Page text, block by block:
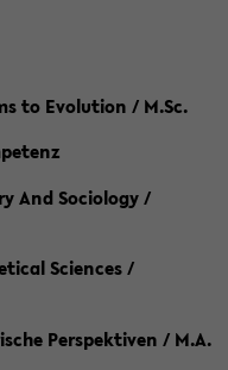
to Evolution / M.Sc.
And Sociology /
Sciences /
Perspektiven / M.A.